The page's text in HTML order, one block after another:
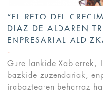
“EL RETO DEL
DIAZ DE ALDAREN
ENPRESARIAL
Gure lankide Xabierrek,
bazkide zuzendariak,
irabaztearen beharraz